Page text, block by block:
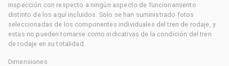
inspección con respecto a ningún aspecto de funcionamiento
distinto de los aquí incluidos. Solo se han suministrado fotos
seleccionadas de los componentes individuales del tren de rodaje, y
estas no pueden tomarse como indicativas de la condición del tren
de rodaje en su totalidad.
Dimensiones